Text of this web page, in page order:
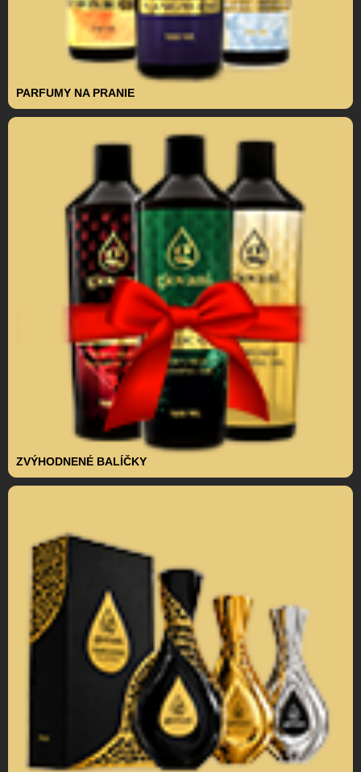
PARFUMY NA PRANIE
ZVÝHODNENÉ BALÍČKY